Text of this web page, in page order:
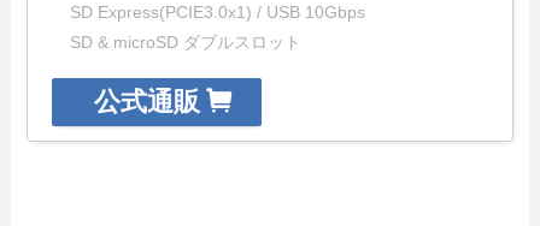
SD Express(PCIE3.0x1) / USB 10Gbps
SD & microSD ダブルスロット
公式通販